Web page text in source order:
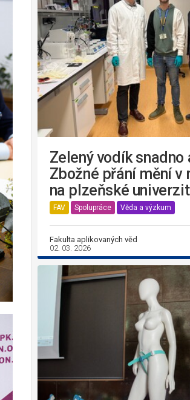
Zelený vodík snadno
Zbožné přání mění v
na plzeňské
FAV Spolupráce Věda a výzkum
Fakulta aplikovaných věd
02. 03. 2026